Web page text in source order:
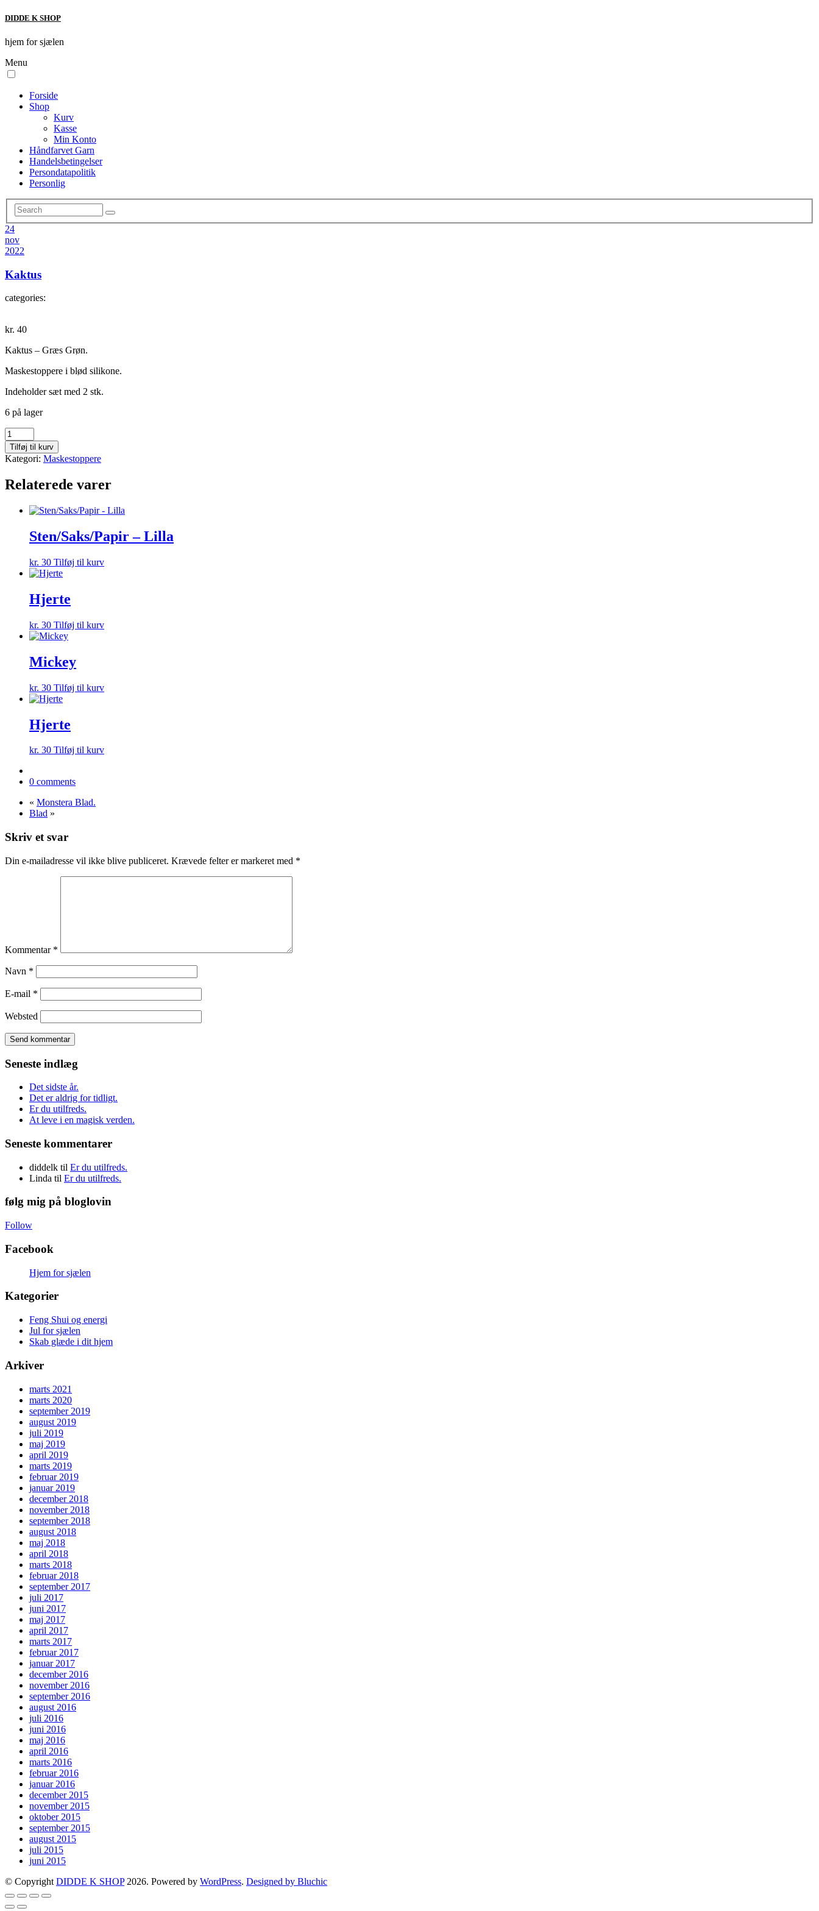
DIDDE K SHOP
hjem for sjælen
Menu
Forside
Shop
Kurv
Kasse
Min Konto
Håndfarvet Garn
Handelsbetingelser
Persondatapolitik
Personlig
24
nov
2022
Kaktus
categories:
kr. 40
Kaktus – Græs Grøn.
Maskestoppere i blød silikone.
Indeholder sæt med 2 stk.
6 på lager
Kaktus
antal
Tilføj til kurv
Kategori: Maskestoppere
Relaterede varer
Sten/Saks/Papir – Lilla
kr. 30 Tilføj til kurv
Hjerte
kr. 30 Tilføj til kurv
Mickey
kr. 30 Tilføj til kurv
Hjerte
kr. 30 Tilføj til kurv
0 comments
« Monstera Blad.
Blad »
Skriv et svar
Din e-mailadresse vil ikke blive publiceret. Krævede felter er markeret med *
Kommentar *
Navn *
E-mail *
Websted
Seneste indlæg
Det sidste år.
Det er aldrig for tidligt.
Er du utilfreds.
At leve i en magisk verden.
Seneste kommentarer
diddelk til Er du utilfreds.
Linda til Er du utilfreds.
følg mig på bloglovin
Follow
Facebook
Hjem for sjælen
Kategorier
Feng Shui og energi
Jul for sjælen
Skab glæde i dit hjem
Arkiver
marts 2021
marts 2020
september 2019
august 2019
juli 2019
maj 2019
april 2019
marts 2019
februar 2019
januar 2019
december 2018
november 2018
september 2018
august 2018
maj 2018
april 2018
marts 2018
februar 2018
september 2017
juli 2017
juni 2017
maj 2017
april 2017
marts 2017
februar 2017
januar 2017
december 2016
november 2016
september 2016
august 2016
juli 2016
juni 2016
maj 2016
april 2016
marts 2016
februar 2016
januar 2016
december 2015
november 2015
oktober 2015
september 2015
august 2015
juli 2015
juni 2015
© Copyright DIDDE K SHOP2026. Powered by WordPress. Designed by Bluchic